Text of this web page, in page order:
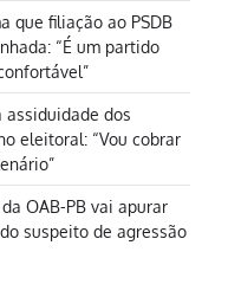
que filiação ao PSDB
“É um partido
assiduidade dos
eleitoral: “Vou cobrar
OAB-PB vai apurar
suspeito de agressão